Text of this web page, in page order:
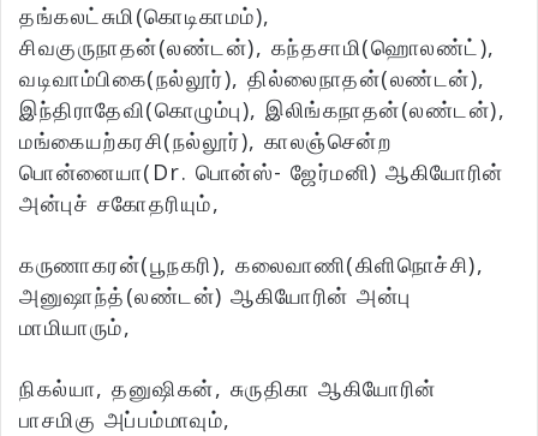
தங்கலட்சுமி(கொடிகாமம்),
சிவகுருநாதன்(லண்டன்), கந்தசாமி(ஹொலண்ட்),
வடிவாம்பிகை(நல்லூர்), தில்லைநாதன்(லண்டன்),
இந்திராதேவி(கொழும்பு), இலிங்கநாதன்(லண்டன்),
மங்கையற்கரசி(நல்லூர்), காலஞ்சென்ற
பொன்னையா(Dr. பொன்ஸ்- ஜேர்மனி) ஆகியோரின்
அன்புச் சகோதரியும்,
கருணாகரன்(பூநகரி), கலைவாணி(கிளிநொச்சி),
அனுஷாந்த்(லண்டன்) ஆகியோரின் அன்பு
மாமியாரும்,
நிகல்யா, தனுஷிகன், சுருதிகா ஆகியோரின்
பாசமிகு அப்பம்மாவும்,